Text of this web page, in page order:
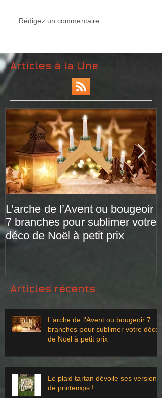
Rédigez un commentaire...
Articles à la Une
L’arche de l’Avent ou bougeoir
7 branches pour sublimer votre
déco de Noël à petit prix
Articles récents
L’arche de l’Avent ou bougeoir 7
branches pour sublimer votre déco
de Noël à petit prix
Le plaid tartan dévoile ses versions
de printemps !